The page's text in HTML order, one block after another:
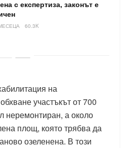
с експертиза, законът е
60.3K
на
участъкът от 700
неремонтиран, а около
площ, която трябва да
озеленена. В този